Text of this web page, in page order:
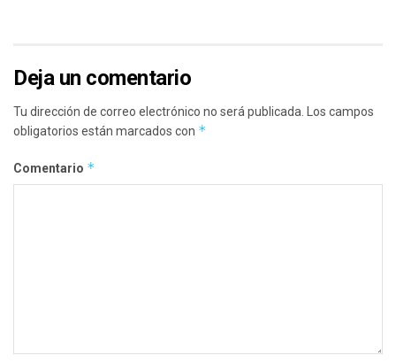
Deja un comentario
Tu dirección de correo electrónico no será publicada.
Los campos
obligatorios están marcados con *
Comentario *